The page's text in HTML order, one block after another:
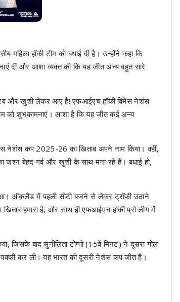
महिला हॉकी टीम को बधाई दी है। उन्होंने कहा कि
दीं और आशा व्यक्त की कि यह जीत अन्य बहुत सारे
गौरव और खुशी लेकर आए हैं! एफआईएच हॉकी विमेंस नेशंस
को शुभकामनाएं। आशा है कि यह जीत कई अन्य
नेशंस कप 2025-26 का खिताब अपने नाम किया। वहीं,
जश्न बेहद गर्व और खुशी के साथ मना रहे हैं। बधाई हो,
हुआ। ऑकलैंड में पहली सीटी बजने से लेकर ट्रॉफी उठाने
हमारा है, और साथ ही एफआईएच हॉकी प्रो लीग में
जिसके बाद सुनीलिता टोप्पो (15वें मिनट) ने दूसरा गोल
कर ली। यह भारत की दूसरी नेशंस कप जीत है।